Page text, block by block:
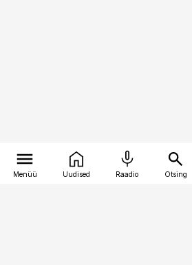
Menüü Uudised Raadio Otsing